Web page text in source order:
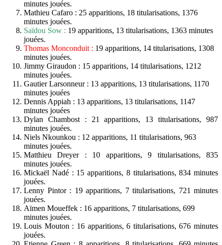
minutes jouées.
Mathieu Cafaro : 25 apparitions, 18 titularisations, 1376
minutes jouées.
Saïdou Sow : 19 apparitions, 13 titularisations, 1363 minutes
jouées.
Thomas Monconduit : 19 apparitions, 14 titularisations, 1308
minutes jouées.
Jimmy Giraudon : 15 apparitions, 14 titularisations, 1212
minutes jouées.
Gautier Larsonneur : 13 apparitions, 13 titularisations, 1170
minutes jouées
Dennis Appiah : 13 apparitions, 13 titularisations, 1147
minutes jouées
Dylan Chambost : 21 apparitions, 13 titularisations, 987
minutes jouées.
Niels Nkounkou : 12 apparitions, 11 titularisations, 963
minutes jouées.
Matthieu Dreyer : 10 apparitions, 9 titularisations, 835
minutes jouées.
Mickaël Nadé : 15 apparitions, 8 titularisations, 834 minutes
jouées.
Lenny Pintor : 19 apparitions, 7 titularisations, 721 minutes
jouées.
Aïmen Moueffek : 16 apparitions, 7 titularisations, 699
minutes jouées.
Louis Mouton : 16 apparitions, 6 titularisations, 676 minutes
jouées.